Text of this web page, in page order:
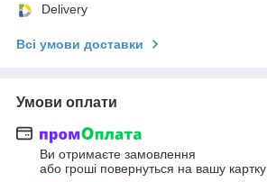
Delivery
Всі умови доставки
Умови оплати
Ви отримаєте замовлення
або гроші повернуться на вашу картку